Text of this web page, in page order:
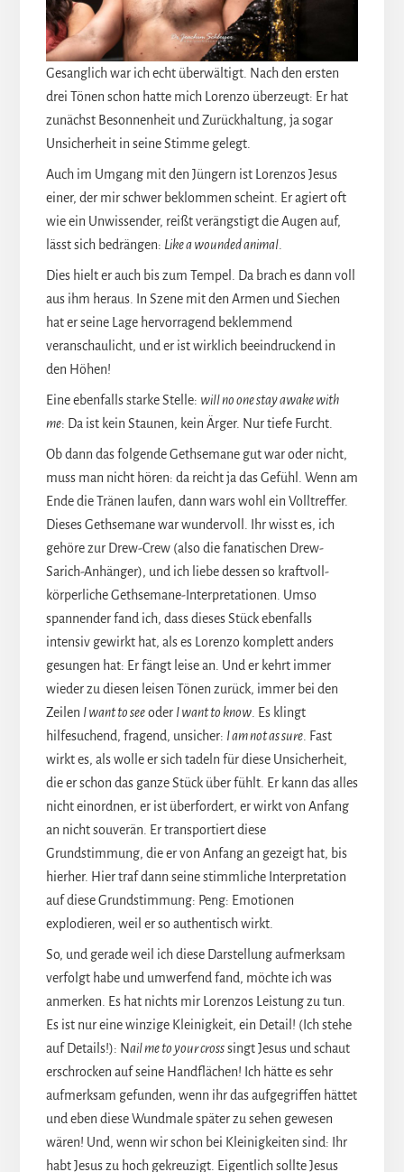
Gesanglich war ich echt überwältigt. Nach den ersten
drei Tönen schon hatte mich Lorenzo überzeugt: Er hat
zunächst Besonnenheit und Zurückhaltung, ja sogar
Unsicherheit in seine Stimme gelegt.
Auch im Umgang mit den Jüngern ist Lorenzos Jesus
einer, der mir schwer beklommen scheint. Er agiert oft
wie ein Unwissender, reißt verängstigt die Augen auf,
lässt sich bedrängen: Like a wounded animal.
Dies hielt er auch bis zum Tempel. Da brach es dann voll
aus ihm heraus. In Szene mit den Armen und Siechen
hat er seine Lage hervorragend beklemmend
veranschaulicht, und er ist wirklich beeindruckend in
den Höhen!
Eine ebenfalls starke Stelle: will no one stay awake with
me: Da ist kein Staunen, kein Ärger. Nur tiefe Furcht.
Ob dann das folgende Gethsemane gut war oder nicht,
muss man nicht hören: da reicht ja das Gefühl. Wenn am
Ende die Tränen laufen, dann wars wohl ein Volltreffer.
Dieses Gethsemane war wundervoll. Ihr wisst es, ich
gehöre zur Drew-Crew (also die fanatischen Drew-
Sarich-Anhänger), und ich liebe dessen so kraftvoll-
körperliche Gethsemane-Interpretationen. Umso
spannender fand ich, dass dieses Stück ebenfalls
intensiv gewirkt hat, als es Lorenzo komplett anders
gesungen hat: Er fängt leise an. Und er kehrt immer
wieder zu diesen leisen Tönen zurück, immer bei den
Zeilen I want to seeoder I want to know. Es klingt
hilfesuchend, fragend, unsicher: I am not as sure. Fast
wirkt es, als wolle er sich tadeln für diese Unsicherheit,
die er schon das ganze Stück über fühlt. Er kann das alles
nicht einordnen, er ist überfordert, er wirkt von Anfang
an nicht souverän. Er transportiert diese
Grundstimmung, die er von Anfang an gezeigt hat, bis
hierher. Hier traf dann seine stimmliche Interpretation
auf diese Grundstimmung: Peng: Emotionen
explodieren, weil er so authentisch wirkt.
So, und gerade weil ich diese Darstellung aufmerksam
verfolgt habe und umwerfend fand, möchte ich was
anmerken. Es hat nichts mir Lorenzos Leistung zu tun.
Es ist nur eine winzige Kleinigkeit, ein Detail! (Ich stehe
auf Details!): Nail me to your crosssingt Jesus und schaut
erschrocken auf seine Handflächen! Ich hätte es sehr
aufmerksam gefunden, wenn ihr das aufgegriffen hättet
und eben diese Wundmale später zu sehen gewesen
wären! Und, wenn wir schon bei Kleinigkeiten sind: Ihr
habt Jesus zu hoch gekreuzigt. Eigentlich sollte Jesus